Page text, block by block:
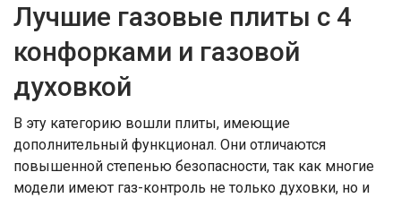
Лучшие газовые плиты с 4
конфорками и газовой
духовкой
В эту категорию вошли плиты, имеющие
дополнительный функционал. Они отличаются
повышенной степенью безопасности, так как многие
модели имеют газ-контроль не только духовки, но и